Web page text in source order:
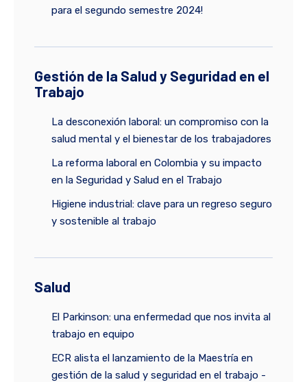
para el segundo semestre 2024!
Gestión de la Salud y Seguridad en el
Trabajo
La desconexión laboral: un compromiso con la
salud mental y el bienestar de los trabajadores
La reforma laboral en Colombia y su impacto
en la Seguridad y Salud en el Trabajo
Higiene industrial: clave para un regreso seguro
y sostenible al trabajo
Salud
El Parkinson: una enfermedad que nos invita al
trabajo en equipo
ECR alista el lanzamiento de la Maestría en
gestión de la salud y seguridad en el trabajo -